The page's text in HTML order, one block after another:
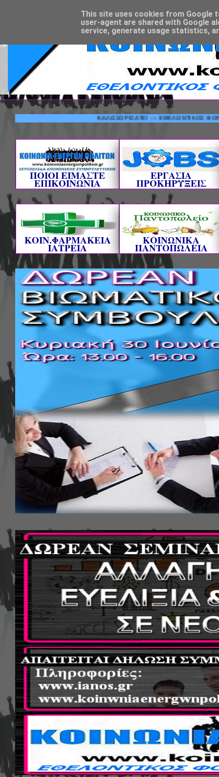
ΚΑΛΩΣΟΡΙΣΑΤΕ! --- ΕΘΕΛΟΝΤΙΚΟΣ ΦΟΡΕΑΣ
ΠΟΙΟΙ ΕΙΜΑΣΤΕ
ΕΠΙΚΟΙΝΩΝΙΑ
ΕΡΓΑΣΙΑ
ΠΡΟΚΗΡΥΞΕΙΣ
ΚΟΙΝ.ΦΑΡΜΑΚΕΙΑ
ΙΑΤΡΕΙΑ
ΚΟΙΝΩΝΙΚΑ
ΠΑΝΤΟΠΩΛΕΙΑ
This site uses cookies from Google
user-agent are shared with Google
service, generate usage statistics,